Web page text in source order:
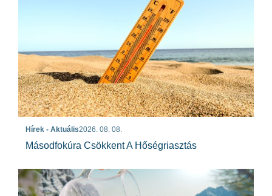
Hírek - Aktuális2026. 08. 08.
Másodfokúra Csökkent A Hőségriasztás